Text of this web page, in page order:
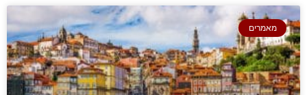
מאמרים